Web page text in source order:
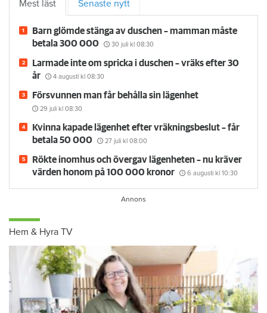
Mest läst Senaste nytt
Barn glömde stänga av duschen – mamman måste
betala 300 000
30 juli kl 08:30
Larmade inte om spricka i duschen – vräks efter 30
år
4 augusti kl 08:30
Försvunnen man får behålla sin lägenhet
29 juli kl 08:30
Kvinna kapade lägenhet efter vräkningsbeslut – får
betala 50 000
27 juli kl 08:00
Rökte inomhus och övergav lägenheten – nu kräver
värden honom på 100 000 kronor
6 augusti kl 10:30
Hem & Hyra TV